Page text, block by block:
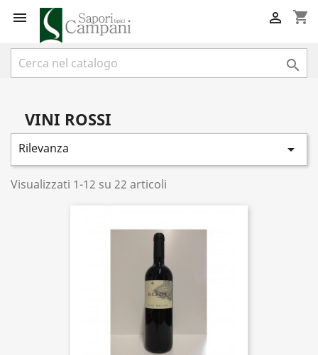
 shopping_cart


VINI ROSSI
Rilevanza 
Visualizzati 1-12 su 22 articoli